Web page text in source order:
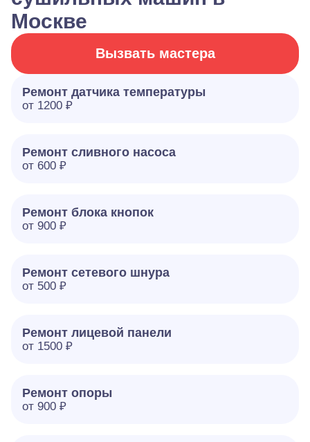
Москве
Вызвать мастера
Ремонт датчика температуры
от 1200 ₽
Ремонт сливного насоса
от 600 ₽
Ремонт блока кнопок
от 900 ₽
Ремонт сетевого шнура
от 500 ₽
Ремонт лицевой панели
от 1500 ₽
Ремонт опоры
от 900 ₽